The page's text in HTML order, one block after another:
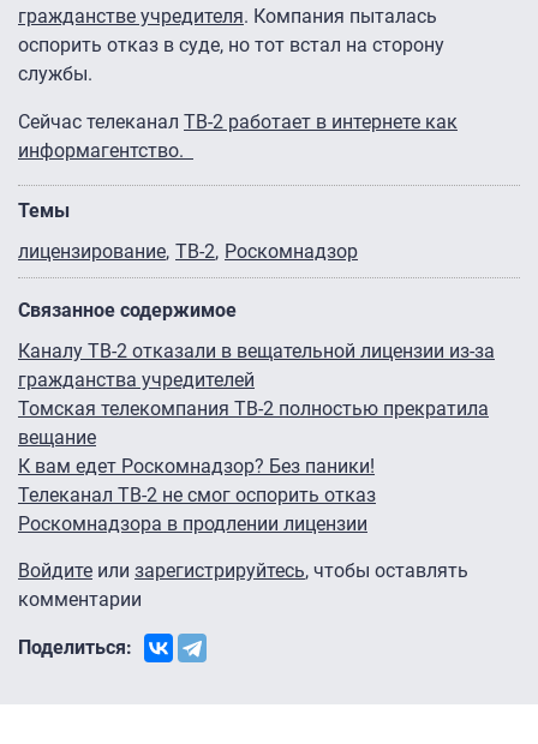
гражданстве учредителя. Компания пыталась
оспорить отказ в суде, но тот встал на сторону
службы.
Сейчас телеканал ТВ-2 работает в интернете как
информагентство.
Темы
лицензирование ТВ-2 Роскомнадзор
Связанное содержимое
Каналу ТВ-2 отказали в вещательной лицензии из-за
гражданства учредителей
Томская телекомпания ТВ-2 полностью прекратила
вещание
К вам едет Роскомнадзор? Без паники!
Телеканал ТВ-2 не смог оспорить отказ
Роскомнадзора в продлении лицензии
Войдите или зарегистрируйтесь, чтобы оставлять
комментарии
Поделиться: